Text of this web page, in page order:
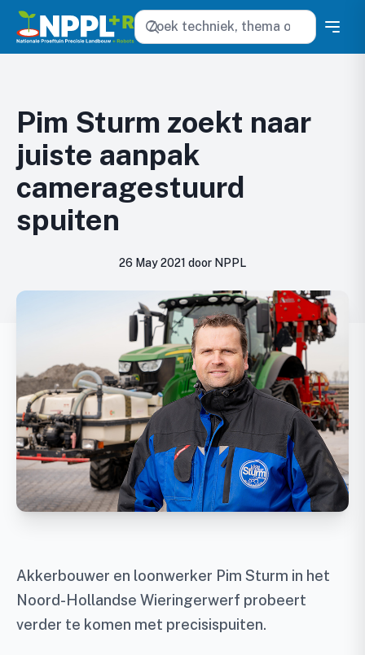
Zoeken
Pim Sturm zoekt naar
juiste aanpak
cameragestuurd
spuiten
26 May 2021 door NPPL
Akkerbouwer en loonwerker Pim Sturm in het
Noord-Hollandse Wieringerwerf probeert
verder te komen met precisispuiten.